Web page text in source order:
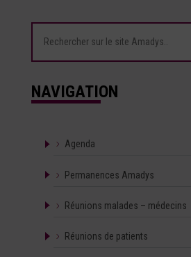
NAVIGATION
Agenda
Permanences Amadys
Réunions malades – médecins
Réunions de patients